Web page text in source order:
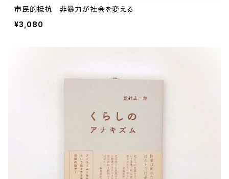
市民的抵抗 非暴力が社会を変える
¥3,080